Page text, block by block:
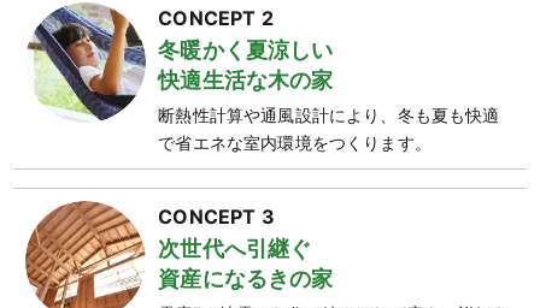
CONCEPT 2
冬暖かく夏涼しい
快適生活な木の家
断熱性計算や通風設計により、冬も夏も快適
で省エネな室内環境をつくります。
CONCEPT 3
次世代へ引継ぐ
資産になるきの家